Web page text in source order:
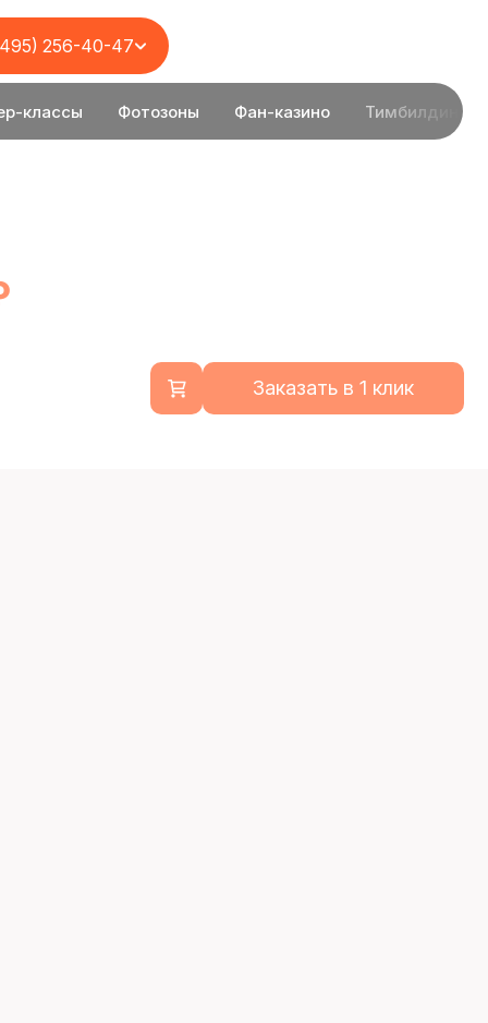
классы Фотозоны Фан-казино Тимбилдинг
256-40-47
Заказать в 1 клик